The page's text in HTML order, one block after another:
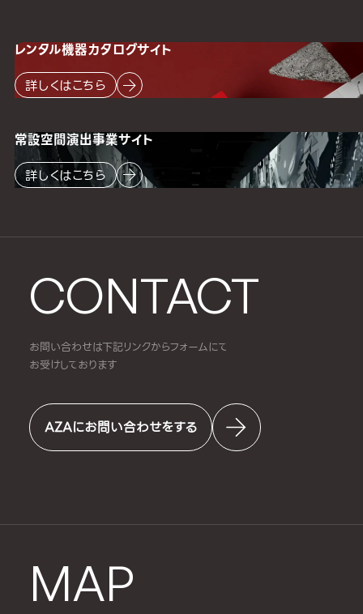
CONTACT
お問い合わせは下記リンクからフォームにて
お受けしております
AZAにお問い合わせをする
MAP
レンタル機器カタログサイト
詳しくはこちら
常設空間演出事業サイト
詳しくはこちら